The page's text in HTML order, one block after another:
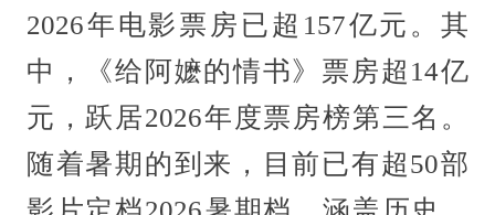
2026年电影票房已超157亿元。其
中，《给阿嬷的情书》票房超14亿
元，跃居2026年度票房榜第三名。
随着暑期的到来，目前已有超50部